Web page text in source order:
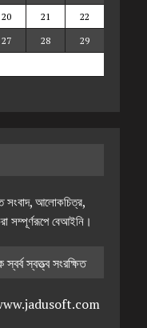
20 21
22
27 28
29
সংবাদ, আলোকচিত্র,
সম্পূর্ণরূপে বেআইনি।
স্বত্ত্ব সংরক্ষিত